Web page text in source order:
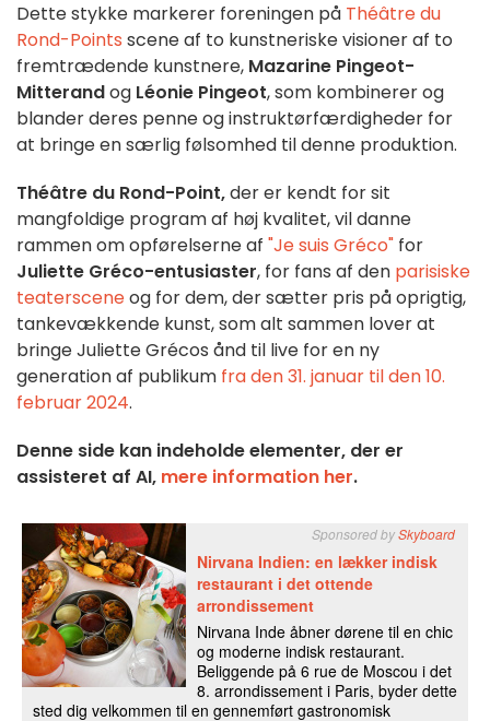
Dette stykke markerer foreningen på Théâtre du
Rond-Points scene af to kunstneriske visioner af to
fremtrædende kunstnere, Mazarine Pingeot-
Mitterandog Léonie Pingeot, som kombinerer og
blander deres penne og instruktørfærdigheder for
at bringe en særlig følsomhed til denne produktion.
Théâtre du Rond-Point,der er kendt for sit
mangfoldige program af høj kvalitet, vil danne
rammen om opførelserne af "Je suis Gréco" for
Juliette Gréco-entusiaster, for fans af den parisiske
teatersceneog for dem, der sætter pris på oprigtig,
tankevækkende kunst, som alt sammen lover at
bringe Juliette Grécos ånd til live for en ny
generation af publikum fra den 31. januar til den 10.
februar 2024.
Denne side kan indeholde elementer, der er
assisteret af AI, mere information her.